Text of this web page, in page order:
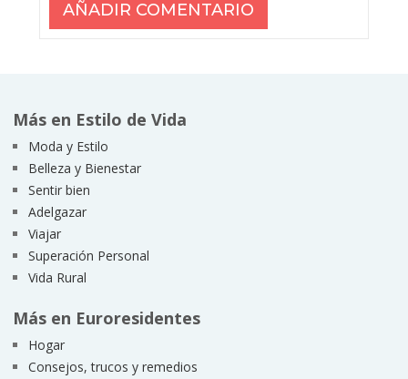
Más en Estilo de Vida
Moda y Estilo
Belleza y Bienestar
Sentir bien
Adelgazar
Viajar
Superación Personal
Vida Rural
Más en Euroresidentes
Hogar
Consejos, trucos y remedios